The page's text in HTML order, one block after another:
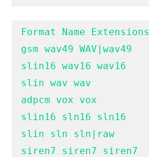
Format Name Extensions
gsm wav49 WAV|wav49
slin16 wav16 wav16
slin wav wav
adpcm vox vox
slin16 sln16 sln16
slin sln sln|raw
siren7 siren7 siren7